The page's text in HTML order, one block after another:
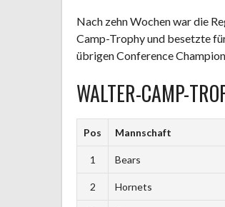
Nach zehn Wochen war die
Camp-Trophy und besetzte
übrigen Conference
WALTER-CAMP-
Pos Mannschaft
1 Bears
2 Hornets